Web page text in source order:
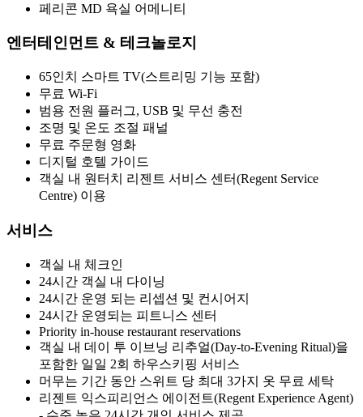
페리콘 MD 욕실 어메니티
엔터테인먼트 & 테크놀로지
65인치 스마트 TV(스트리밍 기능 포함)
무료 Wi-Fi
범용 전원 플러그, USB 및 무선 충전
조명 및 온도 조절 패널
무료 주문형 영화
디지털 호텔 가이드
객실 내 원터치 리젠트 서비스 센터(Regent Service
Centre) 이용
서비스
객실 내 체크인
24시간 객실 내 다이닝
24시간 운영 되는 리셉션 및 컨시어지
24시간 운영되는 피트니스 센터
Priority in-house restaurant reservations
객실 내 데이 투 이브닝 리추얼(Day-to-Evening Ritual)을
포함한 일일 2회 하우스키핑 서비스
머무는 기간 동안 스위트 당 최대 3가지 옷 무료 세탁
리젠트 익스피리언스 에이전트(Regent Experience Agent)